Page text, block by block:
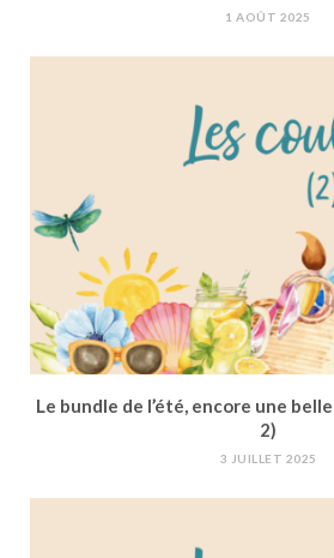
1 AOÛT 2025
Le bundle de l’été, encore une
2)
3 JUILLET 2025